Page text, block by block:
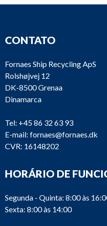
CONTATO
Fornaes Ship Recycling ApS
Rolshøjvej 12
DK-8500 Grenaa
Dinamarca
Tel: +45 86 32 63 93
E-mail: fornaes@fornaes.dk
CVR: 16148202
HORÁRIO DE
Segunda - Quinta: 8:00 às
Sexta: 8:00 às 14:00